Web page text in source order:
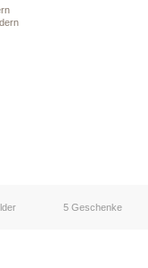
5 Geschenke